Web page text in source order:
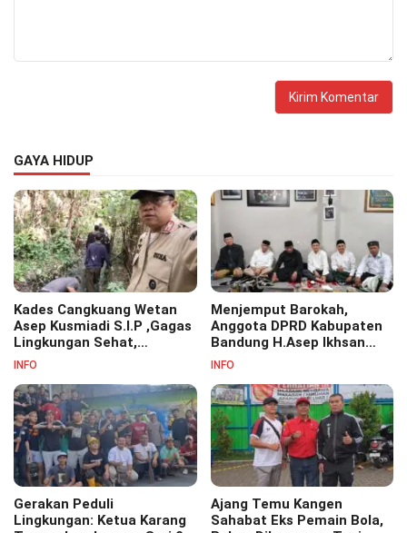
GAYA HIDUP
Kades Cangkuang Wetan
Asep Kusmiadi S.I.P ,Gagas
Lingkungan Sehat,
Bersihkan Saluran Air di RW
INFO
Menjemput Barokah,
Anggota DPRD Kabupaten
Bandung H.Asep Ikhsan
S.Pd.M.M Hadiri Haul Akbar
Pesantren Cipasung.
INFO
Gerakan Peduli
Lingkungan: Ketua Karang
Ajang Temu Kangen
Sahabat Eks Pemain Bola,